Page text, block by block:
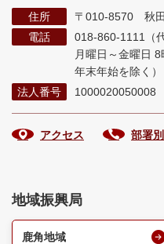
住所
〒010-8570 秋
電話
018-860-1111（代
月曜日～金曜日
年末年始を除く）
法人番号
1000020050008
アクセス 部署
地域振興局
鹿角地域